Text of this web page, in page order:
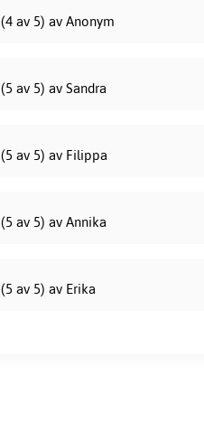
(4 av 5) av Anonym
(5 av 5) av Sandra
(5 av 5) av Filippa
(5 av 5) av Annika
(5 av 5) av Erika